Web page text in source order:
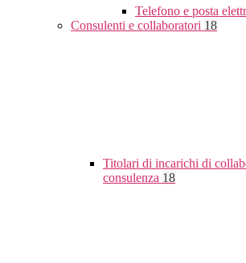
Telefono e posta
Consulenti e collaboratori 18
Titolari di incarichi di
consulenza 18